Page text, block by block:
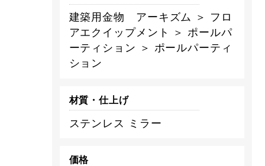
建築用金物 アーキズム ＞ フロ
アエクイップメント ＞ ポールパ
ーティション ＞ ポールパーティ
ション
材質・仕上げ
ステンレス ミラー
価格